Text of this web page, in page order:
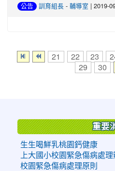
公告 訓育組長 - 輔導室 | 2019-
21 22 23
29
30
重要
生生喝鮮乳桃園鈣健康
上大國小校園緊急傷病處理
校園緊急傷病處理原則